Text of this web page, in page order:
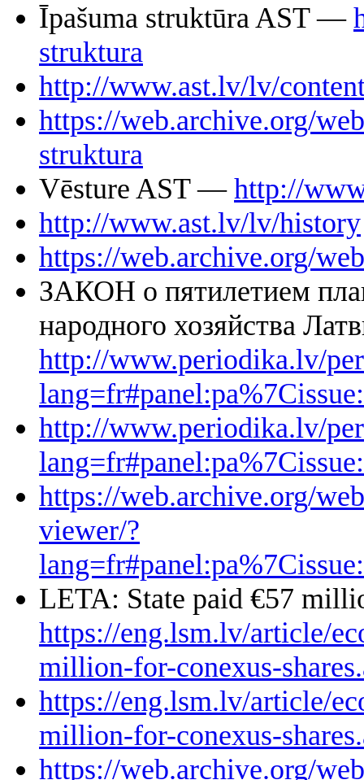
Īpašuma struktūra AST —
struktura
http://www.ast.lv/lv/
https://web.archive.org/
struktura
Vēsture AST — http://
http://www.ast.lv/lv/history
https://web.archive.org/
ЗАКОН о пятилетием
народного хозяйства
http://www.periodika.lv/
http://www.periodika.lv/
https://web.archive.org/
viewer/?
LETA: State paid €57
https://eng.lsm.lv/article/
million-for-conexus-
https://eng.lsm.lv/article/
million-for-conexus-
https://web.archive.org/